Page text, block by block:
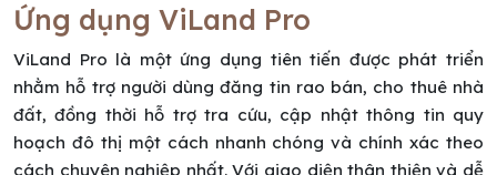
Ứng dụng ViLand Pro
ViLand Pro là một ứng dụng tiên tiến được phát triển
nhằm hỗ trợ người dùng đăng tin rao bán, cho thuê nhà
đất, đồng thời hỗ trợ tra cứu, cập nhật thông tin quy
hoạch đô thị một cách nhanh chóng và chính xác theo
cách chuyên nghiệp nhất. Với giao diện thân thiện và dễ